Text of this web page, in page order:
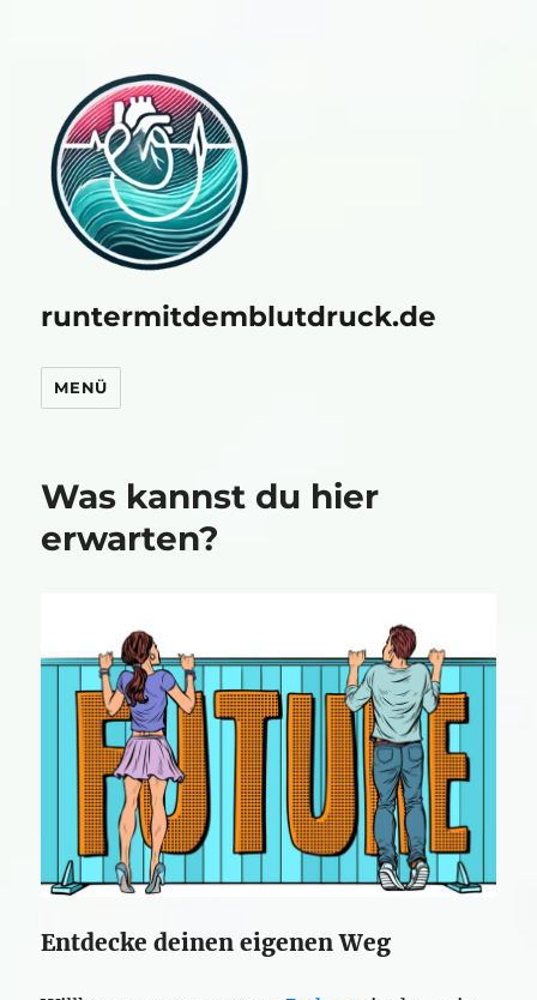
runtermitdemblutdruck.de
MENÜ
Was kannst du hier
erwarten?
Entdecke deinen eigenen Weg